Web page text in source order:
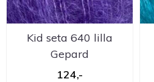
Kid seta 640 lilla
Gepard
124,-